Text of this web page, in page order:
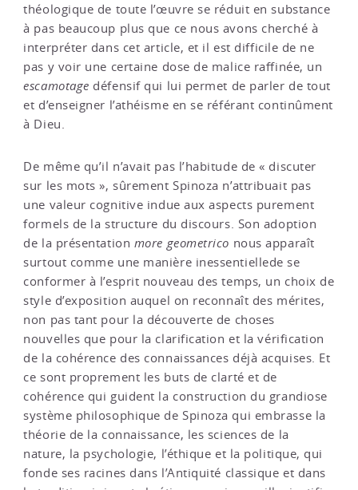
théologique de toute l’œuvre se réduit en substance
à pas beaucoup plus que ce nous avons cherché à
interpréter dans cet article, et il est difficile de ne
pas y voir une certaine dose de malice raffinée, un
escamotage défensif qui lui permet de parler de tout
et d’enseigner l’athéisme en se référant continûment
à Dieu.
De même qu’il n’avait pas l’habitude de « discuter
sur les mots », sûrement Spinoza n’attribuait pas
une valeur cognitive indue aux aspects purement
formels de la structure du discours. Son adoption
de la présentation more geometrico nous apparaît
surtout comme une manière inessentiellede se
conformer à l’esprit nouveau des temps, un choix de
style d’exposition auquel on reconnaît des mérites,
non pas tant pour la découverte de choses
nouvelles que pour la clarification et la vérification
de la cohérence des connaissances déjà acquises. Et
ce sont proprement les buts de clarté et de
cohérence qui guident la construction du grandiose
système philosophique de Spinoza qui embrasse la
théorie de la connaissance, les sciences de la
nature, la psychologie, l’éthique et la politique, qui
fonde ses racines dans l’Antiquité classique et dans